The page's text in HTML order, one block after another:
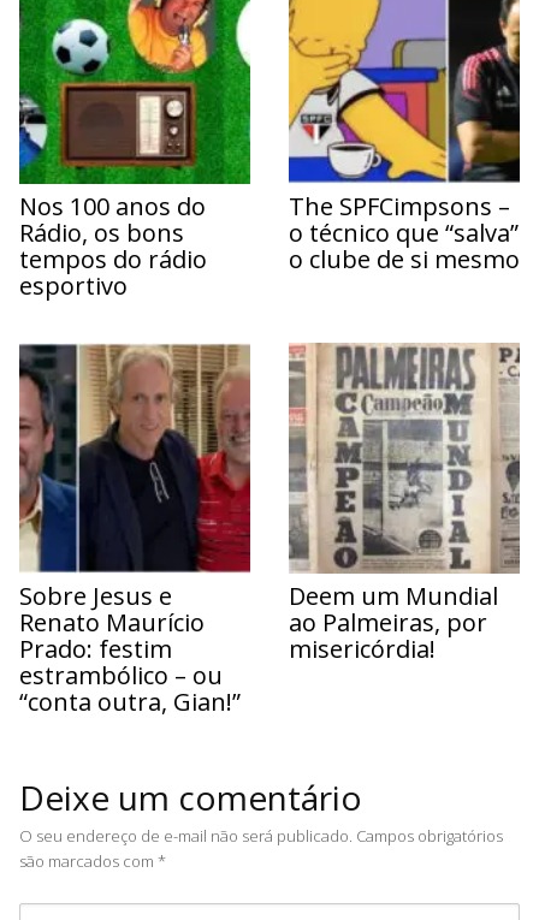
Nos 100 anos do
Rádio, os bons
tempos do rádio
esportivo
The SPFCimpsons –
o técnico que “salva”
o clube de si mesmo
Sobre Jesus e
Renato Maurício
Prado: festim
estrambólico – ou
“conta outra, Gian!”
Deem um Mundial
ao Palmeiras, por
misericórdia!
Deixe um comentário
O seu endereço de e-mail não será publicado. Campos obrigatórios
são marcados com *